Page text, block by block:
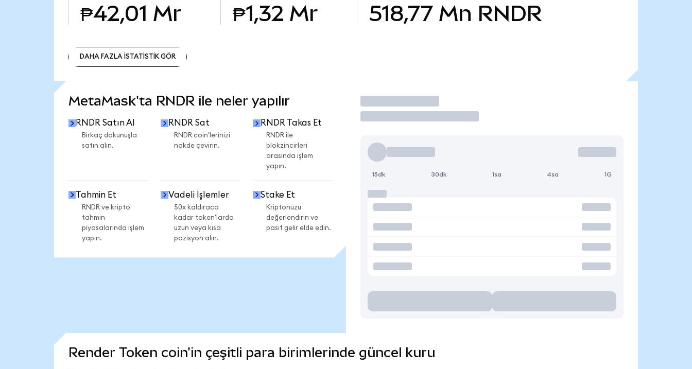
₱42,01 Mr ₱1,32 Mr 518,77 Mn RNDR
DAHA FAZLA İSTATİSTİK GÖR
MetaMask'ta RNDR ile neler yapılır
RNDR Satın Al
Birkaç dokunuşla
satın alın.
RNDR Sat
RNDR coin'lerinizi
nakde çevirin.
RNDR Takas Et
RNDR ile
blokzincirleri
arasında işlem
yapın.
Tahmin Et
RNDR ve kripto
tahmin
piyasalarında işlem
yapın.
Vadeli İşlemler
50x kaldıraca
kadar token'larda
uzun veya kısa
pozisyon alın.
Stake Et
Kriptonuzu
değerlendirin ve
pasif gelir elde edin.
İşlem Yap
15dk 30dk 1sa 4sa 1G
Render Token coin'in çeşitli para birimlerinde güncel kuru